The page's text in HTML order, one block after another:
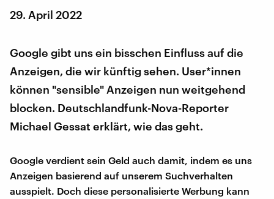
29. April 2022
Google gibt uns ein bisschen Einfluss auf die
Anzeigen, die wir künftig sehen. User*innen
können "sensible" Anzeigen nun weitgehend
blocken. Deutschlandfunk-Nova-Reporter
Michael Gessat erklärt, wie das geht.
Google verdient sein Geld auch damit, indem es uns
Anzeigen basierend auf unserem Suchverhalten
ausspielt. Doch diese personalisierte Werbung kann